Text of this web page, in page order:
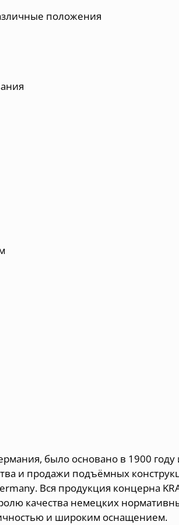
положения
было основано в 1900
и продажи подъёмных
Вся продукция концерна
качества немецких
и широким оснащением.